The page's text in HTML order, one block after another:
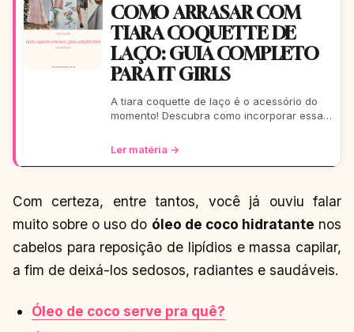
COMO ARRASAR COM
TIARA COQUETTE DE
LAÇO: GUIA COMPLETO
PARA IT GIRLS
A tiara coquette de laço é o acessório do
momento! Descubra como incorporar essa
looks, do casual ao
Ler matéria →
Com certeza, entre tantos, você já ouviu falar
muito sobre o uso do óleo de coco hidratante nos
cabelos para reposição de lipídios e massa capilar,
a fim de deixá-los sedosos, radiantes e saudáveis.
Óleo de coco serve pra quê?